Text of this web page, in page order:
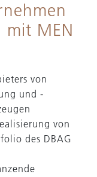
mit MEN
von
und -
von
des DBAG